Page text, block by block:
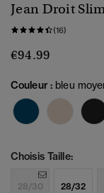
Jean Droit
(16)
€94.99
Couleur : bleu
Choisis Taille:
28/30 28/32